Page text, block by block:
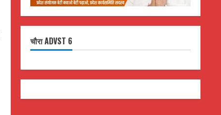
चौरा ADVST 6